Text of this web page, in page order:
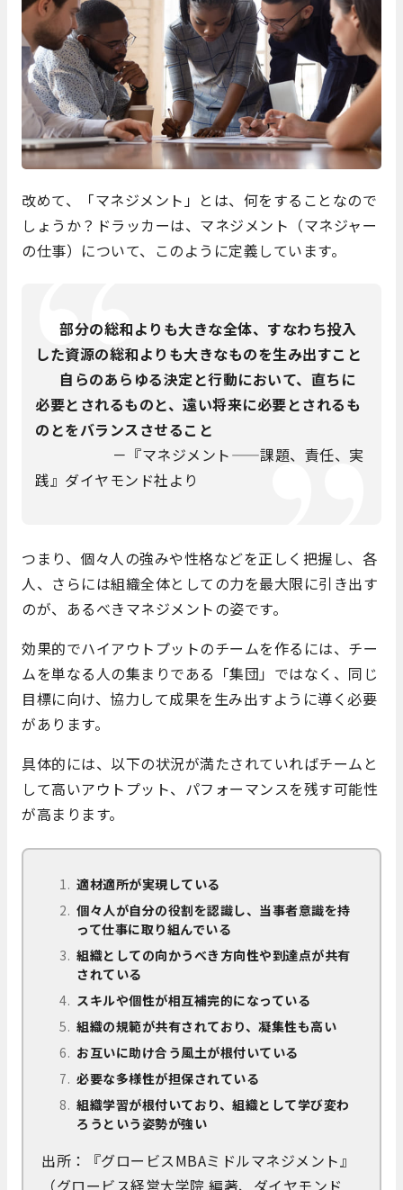
改めて、「マネジメント」とは、何をすることなので
しょうか？ドラッカーは、マネジメント（マネジャー
の仕事）について、このように定義しています。
部分の総和よりも大きな全体、すなわち投入
した資源の総和よりも大きなものを生み出すこと
自らのあらゆる決定と行動において、直ちに
必要とされるものと、遠い将来に必要とされるも
のとをバランスさせること
－『マネジメント——課題、責任、実
践』ダイヤモンド社より
つまり、個々人の強みや性格などを正しく把握し、各
人、さらには組織全体としての力を最大限に引き出す
のが、あるべきマネジメントの姿です。
効果的でハイアウトプットのチームを作るには、チー
ムを単なる人の集まりである「集団」ではなく、同じ
目標に向け、協力して成果を生み出すように導く必要
があります。
具体的には、以下の状況が満たされていればチームと
して高いアウトプット、パフォーマンスを残す可能性
が高まります。
適材適所が実現している
個々人が自分の役割を認識し、当事者意識を持
って仕事に取り組んでいる
組織としての向かうべき方向性や到達点が共有
されている
スキルや個性が相互補完的になっている
組織の規範が共有されており、凝集性も高い
お互いに助け合う風土が根付いている
必要な多様性が担保されている
組織学習が根付いており、組織として学び変わ
ろうという姿勢が強い
出所：『グロービスMBAミドルマネジメント』
（グロービス経営大学院.編著、ダイヤモンド